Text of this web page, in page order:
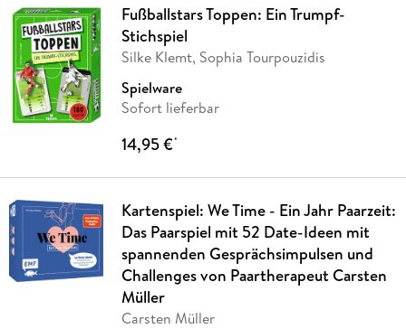
Fußballstars Toppen: Ein Trumpf-
Stichspiel
Silke Klemt, Sophia Tourpouzidis
Spielware
Sofort lieferbar
14,95 €*
Kartenspiel: We Time - Ein Jahr Paarzeit:
Das Paarspiel mit 52 Date-Ideen mit
spannenden Gesprächsimpulsen und
Challenges von Paartherapeut Carsten
Müller
Carsten Müller